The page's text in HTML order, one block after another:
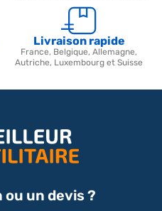
Livraison rapide
France, Belgique, Allemagne,
Autriche, Luxembourg et Suisse
un devis ?